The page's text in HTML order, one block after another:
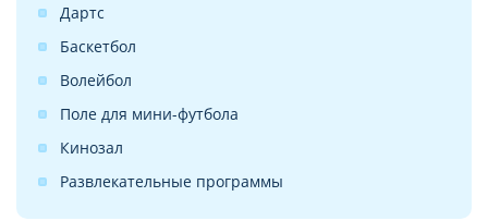
Дартс
Баскетбол
Волейбол
Поле для мини-футбола
Кинозал
Развлекательные программы